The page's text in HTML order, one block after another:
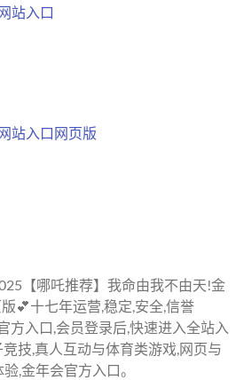
站入口
站入口网页版
【哪吒推荐】我命由我不由天!金
💕十七年运营,稳定,安全,信誉
方入口,会员登录后,快速进入全站入
技,真人互动与体育类游戏,网页与
,金年会官方入口。